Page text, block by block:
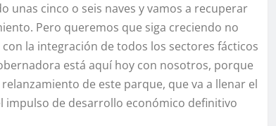
unas cinco o seis naves y vamos a recuperar
Pero queremos que siga creciendo no
la integración de todos los sectores fácticos
está aquí hoy con nosotros, porque
de este parque, que va a llenar el
impulso de desarrollo económico definitivo